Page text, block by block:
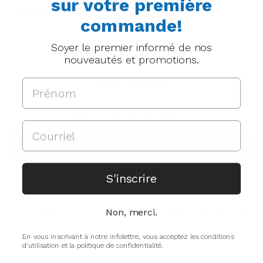
Lire la suite
Avis Clients
DES PRODUITS QUI POURRAIENT VOUS INTÉRESSER
sur votre première
commande!
Soyer le premier informé de nos
nouveautés et promotions.
S'inscrire
Non, merci.
En vous inscrivant à notre infolettre, vous acceptez les conditions
d'utilisation et la politique de confidentialité.